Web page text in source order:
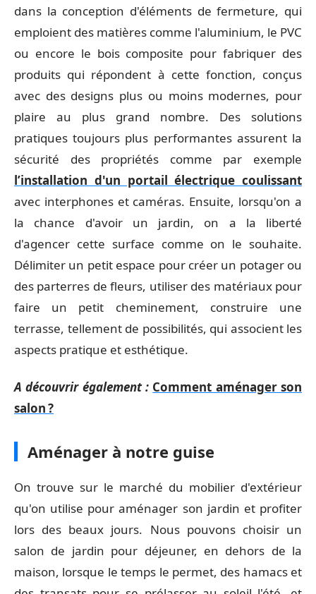
dans la conception d'éléments de fermeture, qui
emploient des matières comme l'aluminium, le PVC
ou encore le bois composite pour fabriquer des
produits qui répondent à cette fonction, conçus
avec des designs plus ou moins modernes, pour
plaire au plus grand nombre. Des solutions
pratiques toujours plus performantes assurent la
sécurité des propriétés comme par exemple
l’installation d'un portail électrique coulissant
avec interphones et caméras. Ensuite, lorsqu'on a
la chance d'avoir un jardin, on a la liberté
d'agencer cette surface comme on le souhaite.
Délimiter un petit espace pour créer un potager ou
des parterres de fleurs, utiliser des matériaux pour
faire un petit cheminement, construire une
terrasse, tellement de possibilités, qui associent les
aspects pratique et esthétique.
A découvrir également : Comment aménager son
salon ?
Aménager à notre guise
On trouve sur le marché du mobilier d'extérieur
qu'on utilise pour aménager son jardin et profiter
lors des beaux jours. Nous pouvons choisir un
salon de jardin pour déjeuner, en dehors de la
maison, lorsque le temps le permet, des hamacs et